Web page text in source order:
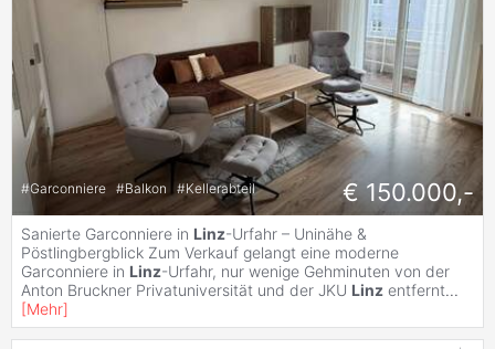
#Garconniere #Balkon #Kellerabteil € 150.000,-
Sanierte Garconniere in Linz-Urfahr – Uninähe &
Pöstlingbergblick Zum Verkauf gelangt eine moderne
Garconniere in Linz-Urfahr, nur wenige Gehminuten von der
Anton Bruckner Privatuniversität und der JKU Linz entfernt...
[Mehr]